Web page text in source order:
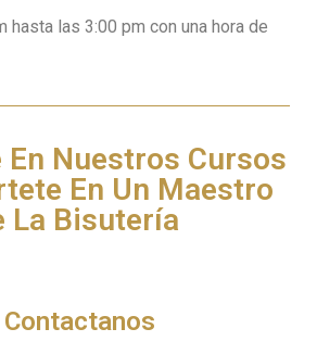
hasta las 3:00 pm con una hora de
Nuestros Cursos
En Un Maestro
La Bisutería
Contactanos